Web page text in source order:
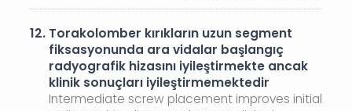
12. Torakolomber kırıkların uzun segment
fiksasyonunda ara vidalar başlangıç
radyografik hizasını iyileştirmekte ancak
klinik sonuçları iyileştirmemektedir
Intermediate screw placement improves initial